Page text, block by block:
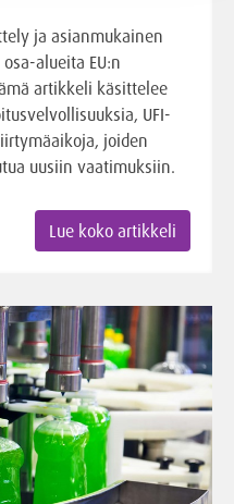
ja asianmukainen
alueita EU:n
artikkeli käsittelee
UFI-
joiden
uusiin vaatimuksiin.
Lue koko artikkeli